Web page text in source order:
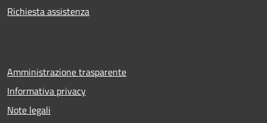
Richiesta assistenza
Amministrazione trasparente
Informativa privacy
Note legali